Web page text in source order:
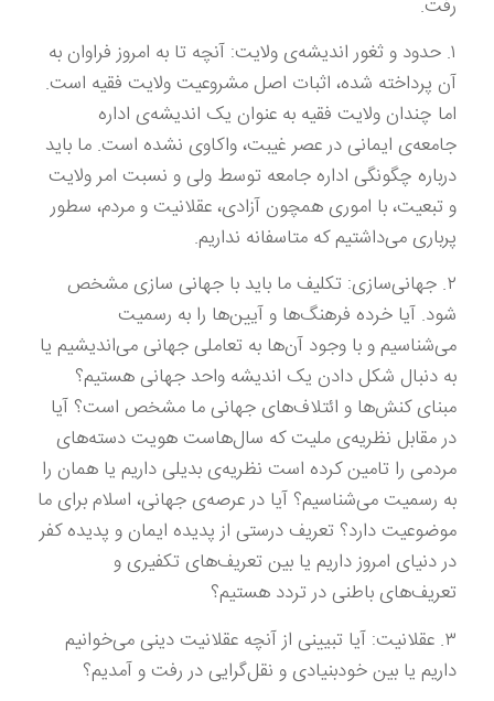
۱. حدود و ثغور اندیشه‌ی ولایت: آنچه تا به امروز فراوان به
آن پرداخته شده، اثبات اصل مشروعیت ولایت فقیه است.
اما چندان ولایت فقیه به عنوان یک اندیشه‌ی اداره
جامعه‌ی ایمانی در عصر غیبت، واکاوی نشده است. ما باید
درباره چگونگی اداره جامعه توسط ولی و نسبت امر ولایت
و تبعیت، با اموری همچون آزادی، عقلانیت و مردم، سطور
پرباری می‌داشتیم که متاسفانه نداریم.
۲. جهانی‌سازی: تکلیف ما باید با جهانی سازی مشخص
شود. آیا خرده فرهنگ‌ها و آیین‌ها را به رسمیت
می‌شناسیم و با وجود آن‌ها به تعاملی جهانی می‌اندیشیم یا
به دنبال شکل دادن یک اندیشه واحد جهانی هستیم؟
مبنای کنش‌ها و ائتلاف‌های جهانی ما مشخص است؟ آیا
در مقابل نظریه‌ی ملیت که سال‌هاست هویت‌ دسته‌های
مردمی را تامین کرده است نظریه‌ی بدیلی داریم یا همان را
به رسمیت می‌شناسیم؟ آیا در عرصه‌ی جهانی، اسلام برای ما
موضوعیت دارد؟ تعریف درستی از پدیده ایمان و پدیده کفر
در دنیای امروز داریم یا بین تعریف‌های تکفیری و
تعریف‌های باطنی در تردد هستیم؟
۳. عقلانیت: آیا تبیینی از آنچه عقلانیت دینی می‌خوانیم
داریم یا بین خودبنیادی و نقل‌گرایی در رفت و آمدیم؟